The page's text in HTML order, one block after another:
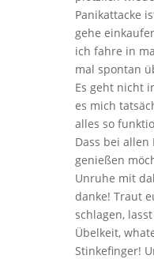
Panikattacke
gehe
ich fahre in
mal spontan
Es geht nicht
es mich
alles so
Dass bei
genießen
Unruhe mit
danke! Traut
schlagen,
Übelkeit,
Stinkefinger!